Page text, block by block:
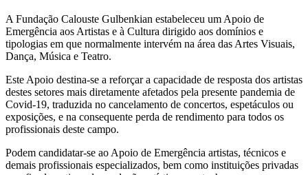
A Fundação Calouste Gulbenkian estabeleceu um Apoio de
Emergência aos Artistas e à Cultura dirigido aos domínios e
tipologias em que normalmente intervém na área das Artes Visuais,
Dança, Música e Teatro.
Este Apoio destina-se a reforçar a capacidade de resposta dos artistas
destes setores mais diretamente afetados pela presente pandemia de
Covid-19, traduzida no cancelamento de concertos, espetáculos ou
exposições, e na consequente perda de rendimento para todos os
profissionais deste campo.
Podem candidatar-se ao Apoio de Emergência artistas, técnicos e
demais profissionais especializados, bem como instituições privadas